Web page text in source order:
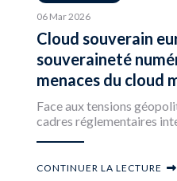
06 Mar 2026
Cloud souverain
souveraineté
menaces du cloud
Face aux tensions
cadres réglementaires
CONTINUER LA LECTURE